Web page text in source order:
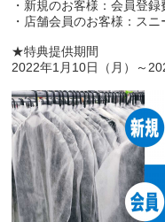
・新規のお客様：会員登
・店舗会員のお客様：ス
★特典提供期間
2022年1月10日（月）～